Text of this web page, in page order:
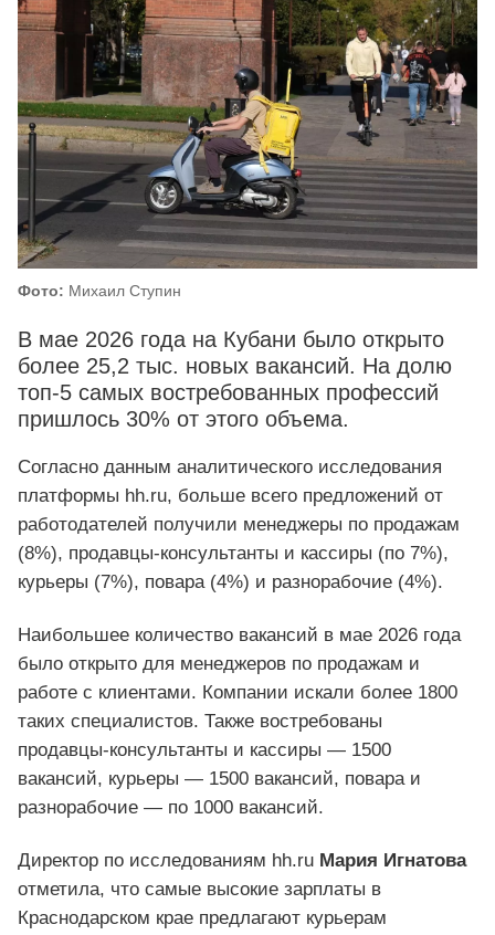
Фото: Михаил Ступин
В мае 2026 года на Кубани было открыто
более 25,2 тыс. новых вакансий. На долю
топ-5 самых востребованных профессий
пришлось 30% от этого объема.
Согласно данным аналитического исследования
платформы hh.ru, больше всего предложений от
работодателей получили менеджеры по продажам
(8%), продавцы-консультанты и кассиры (по 7%),
курьеры (7%), повара (4%) и разнорабочие (4%).
Наибольшее количество вакансий в мае 2026 года
было открыто для менеджеров по продажам и
работе с клиентами. Компании искали более 1800
таких специалистов. Также востребованы
продавцы-консультанты и кассиры — 1500
вакансий, курьеры — 1500 вакансий, повара и
разнорабочие — по 1000 вакансий.
Директор по исследованиям hh.ru Мария Игнатова
отметила, что самые высокие зарплаты в
Краснодарском крае предлагают курьерам